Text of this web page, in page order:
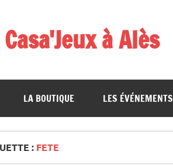
à Alès
LA BOUTIQUE LES ÉVÉNEMENTS
: FETE